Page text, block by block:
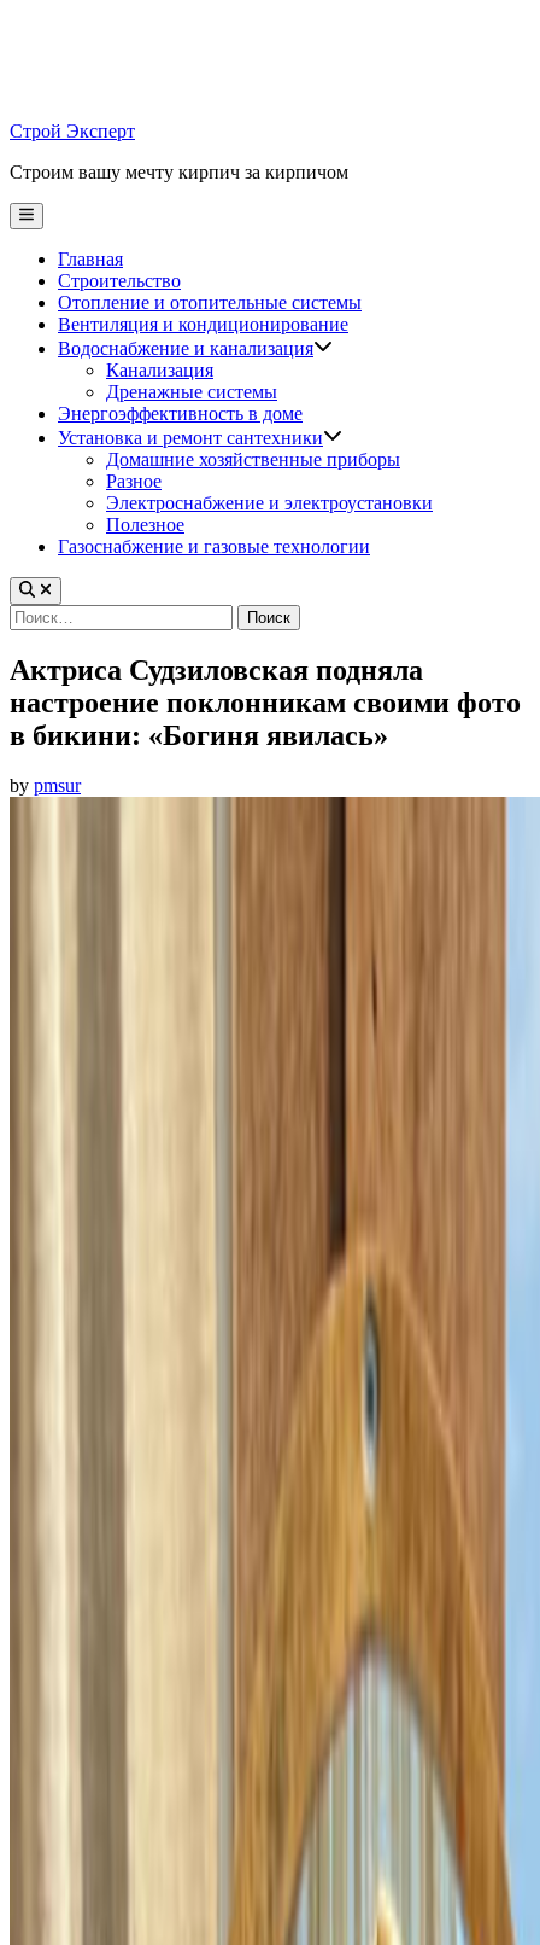
Строй Эксперт
Строим вашу мечту кирпич за кирпичом
Main
Menu
Главная
Строительство
Отопление и отопительные системы
Вентиляция и кондиционирование
Водоснабжение и канализация
Канализация
Дренажные системы
Энергоэффективность в доме
Установка и ремонт сантехники
Домашние хозяйственные приборы
Разное
Электроснабжение и электроустановки
Полезное
Газоснабжение и газовые технологии
Найти:
Актриса Судзиловская подняла
настроение поклонникам своими фото
в бикини: «Богиня явилась»
by pmsur